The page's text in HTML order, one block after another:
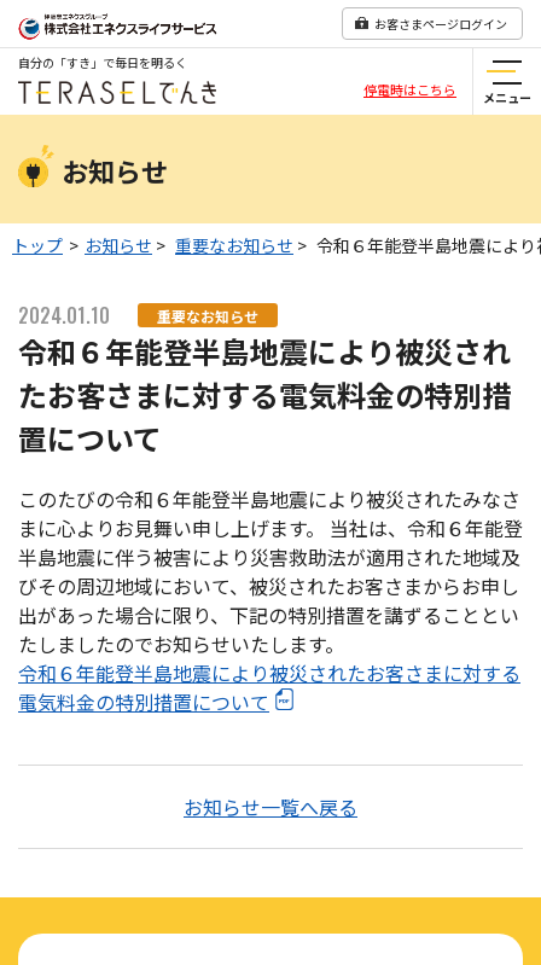
お客さまページログイン
自分の「すき」で毎日を明るく
停電時はこちら メニュー
お知らせ
トップ > お知らせ > 重要なお知らせ > 令和６年能登半島地震によ
2024.01.10 重要なお知らせ
令和６年能登半島地震により被災され
たお客さまに対する電気料金の特別措
置について
このたびの令和６年能登半島地震により被災されたみなさ
まに心よりお見舞い申し上げます。 当社は、令和６年能登
半島地震に伴う被害により災害救助法が適用された地域及
びその周辺地域において、被災されたお客さまからお申し
出があった場合に限り、下記の特別措置を講ずることとい
たしましたのでお知らせいたします。
令和６年能登半島地震により被災されたお客さまに対する
電気料金の特別措置について
お知らせ一覧へ戻る